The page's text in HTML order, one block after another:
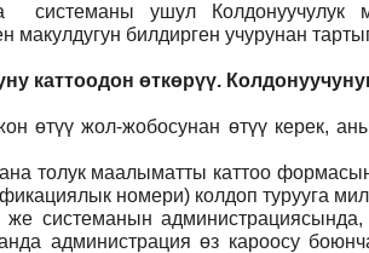
системаны ушул Колдонуучулук
билдирген учурунан
каттоодон өткөрүү.
өтүү жол-жобосунан өтүү керек,
толук маалыматты каттоо
номери) колдоп турууга
системанын
администрация өз кароосу